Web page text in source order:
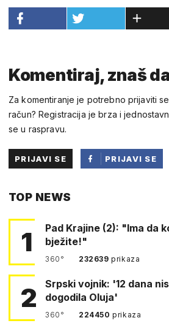
Komentiraj, znaš
Za komentiranje je potrebno prijaviti
račun? Registracija je brza i
se u raspravu.
PRIJAVI SE
PRIJAVI SE
TOP NEWS
1
Pad Krajine (2): "Ima da
bježite!"
360° 232639prikaza
2
Srpski vojnik: '12 dana
dogodila Oluja'
360° 224450prikaza